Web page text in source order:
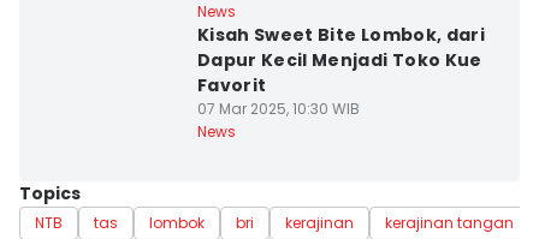
News
Kisah Sweet Bite Lombok, dari
Dapur Kecil Menjadi Toko Kue
Favorit
07 Mar 2025, 10:30 WIB
News
Topics
NTB tas lombok bri kerajinan
kerajinan tangan